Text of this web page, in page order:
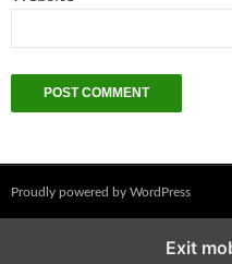
Proudly powered by WordPress
Exit